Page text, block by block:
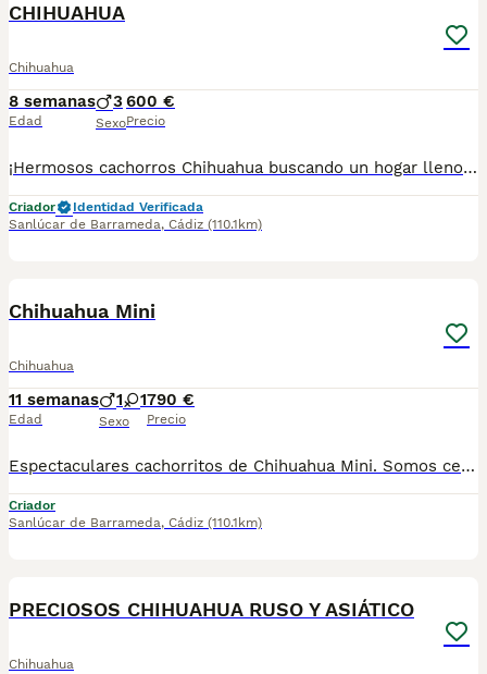
CHIHUAHUA
Chihuahua
8 semanas
Edad
3
Sexo
600 €
Precio
¡Hermosos cachorros Chihuahua buscando un hogar lleno de amor! ❤️ ✨ Excelente calidad. ✨ Muy juguetones, cariñosos y sociables. ✨ Ideales para compañía. ✨ Tamaño pequeño, perfectos para casa o departamento. 📍 Se entregan sanos y en excelentes condiciones. 📲 Para más información sobre disponibilidad, precio y apartados, envía mensaje privado o comunícate al 624 082 2074. ¡No pierdas la oportunidad de llevar a casa un pequeño compañero que llenará tu vida de amor! 🐾💙
Criador
Identidad Verificada
Sanlúcar de Barrameda, Cádiz (110.1km)
Chihuahua Mini
Chihuahua
11 semanas
Edad
1 1
Sexo
790 €
Precio
Espectaculares cachorritos de Chihuahua Mini. Somos centro de mascotas con años de experiencia. Diariamente cuidamos, supervisamos y mimamos a nuestros cachorritos. Los entregamos con Revisión Veterinaria, Factura de compra, garantía vírica, formulario de reconocimiento de raza pura, junto con su cartilla de vacunación y desparasitacion al día de la entrega. Hacemos envíos a toda la península y Baleares mediante servicio propio de transporte. Posibilidad de pago contrareembolso. Para más información no dude en contactar con nosotros. TLF: 649297709. Solo atiendo wasap o tlf. Gracias
Criador
Sanlúcar de Barrameda, Cádiz (110.1km)
PRECIOSOS CHIHUAHUA RUSO Y ASIÁTICO
Chihuahua